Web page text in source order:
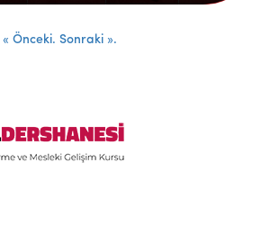
« Önceki. Sonraki ».